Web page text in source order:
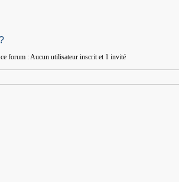
forum : Aucun utilisateur inscrit et 1 invité